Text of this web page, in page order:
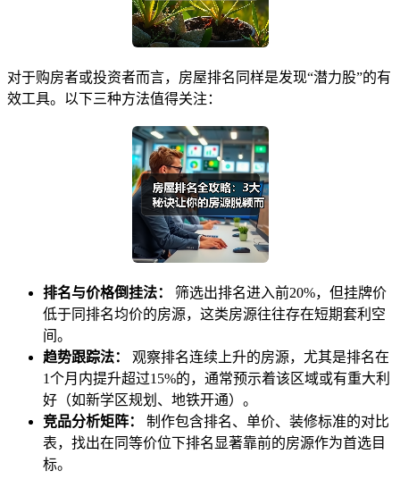
对于购房者或投资者而言，房屋排名同样是发现“潜力股”的有
效工具。以下三种方法值得关注：
排名与价格倒挂法：
筛选出排名进入前20%，但挂牌价
低于同排名均价的房源，这类房源往往存在短期套利空
间。
趋势跟踪法：
观察排名连续上升的房源，尤其是排名在
1个月内提升超过15%的，通常预示着该区域或有重大利
好（如新学区规划、地铁开通）。
竞品分析矩阵：
制作包含排名、单价、装修标准的对比
表，找出在同等价位下排名显著靠前的房源作为首选目
标。